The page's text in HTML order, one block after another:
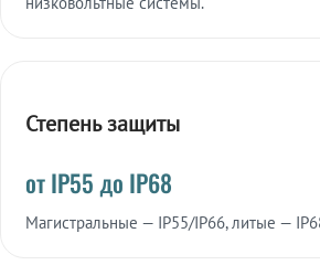
Степень защиты
от IP55 до IP68
Магистральные — IP55/IP66, литые —